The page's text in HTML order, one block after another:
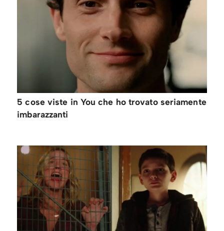
5 cose viste in You che ho trovato seriamente
imbarazzanti